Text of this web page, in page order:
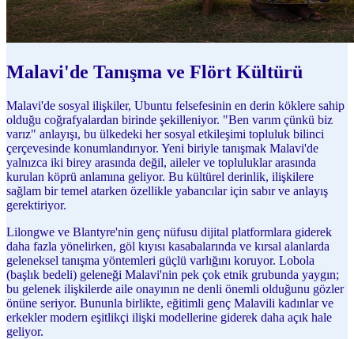
Malavi'de Tanışma ve Flört Kültürü
Malavi'de sosyal ilişkiler, Ubuntu felsefesinin en derin köklere sahip
olduğu coğrafyalardan birinde şekilleniyor. "Ben varım çünkü biz
varız" anlayışı, bu ülkedeki her sosyal etkileşimi topluluk bilinci
çerçevesinde konumlandırıyor. Yeni biriyle tanışmak Malavi'de
yalnızca iki birey arasında değil, aileler ve topluluklar arasında
kurulan köprü anlamına geliyor. Bu kültürel derinlik, ilişkilere
sağlam bir temel atarken özellikle yabancılar için sabır ve anlayış
gerektiriyor.
Lilongwe ve Blantyre'nin genç nüfusu dijital platformlara giderek
daha fazla yönelirken, göl kıyısı kasabalarında ve kırsal alanlarda
geleneksel tanışma yöntemleri güçlü varlığını koruyor. Lobola
(başlık bedeli) geleneği Malavi'nin pek çok etnik grubunda yaygın;
bu gelenek ilişkilerde aile onayının ne denli önemli olduğunu gözler
önüne seriyor. Bununla birlikte, eğitimli genç Malavili kadınlar ve
erkekler modern eşitlikçi ilişki modellerine giderek daha açık hale
geliyor.